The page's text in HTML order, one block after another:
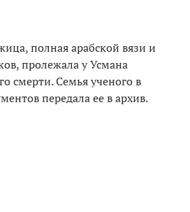
полная арабской вязи и
пролежала у Усмана
смерти. Семья ученого в
передала ее в архив.